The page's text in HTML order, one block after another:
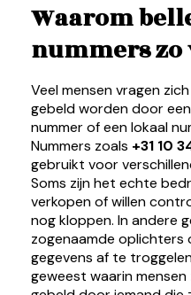
Waarom
nummers zo
Veel mensen vragen
gebeld worden door
nummer of een lokaal
Nummers zoals +31 10
gebruikt voor
Soms zijn het echte
verkopen of willen
nog kloppen. In andere
zogenaamde oplichters
gegevens af te
geweest waarin